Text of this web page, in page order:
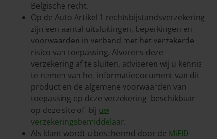
Belgische recht.
Op de Auto Artikel 1 rechtsbijstandsverzekering
zijn een aantal uitsluitingen, beperkingen en
voorwaarden in verband met het verzekerde
risico van toepassing. Alvorens deze
verzekering af te sluiten, adviseren wij u kennis
te nemen van het informatiedocument van dit
product en de algemene voorwaarden van
toepassing op deze verzekering beschikbaar
op deze site of bij uw
verzekeringsbemiddelaar.
Als klant wordt u beschermd door de MiFID-